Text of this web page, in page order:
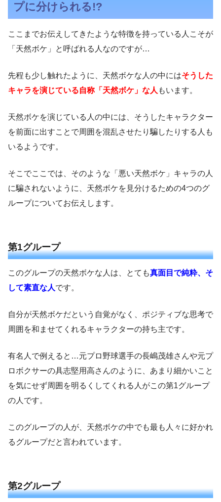
プに分けられる!?
ここまでお伝えしてきたような特徴を持っている人こそが
「天然ボケ」と呼ばれる人なのですが…
先程も少し触れたように、天然ボケな人の中にはそうした
キャラを演じている自称「天然ボケ」な人 もいます。
天然ボケを演じている人の中には、そうしたキャラクター
を前面に出すことで周囲を混乱させたり騙したりする人も
いるようです。
そこでここでは、そのような「悪い天然ボケ」キャラの人
に騙されないように、天然ボケを見分けるための4つのグ
ループについてお伝えします。
第1グループ
このグループの天然ボケな人は、とても真面目で純粋、そ
して素直な人です。
自分が天然ボケだという自覚がなく、ポジティブな思考で
周囲を和ませてくれるキャラクターの持ち主です。
有名人で例えると…元プロ野球選手の長嶋茂雄さんや元プ
ロボクサーの具志堅用高さんのように、あまり細かいこと
を気にせず周囲を明るくしてくれる人がこの第1グループ
の人です。
このグループの人が、天然ボケの中でも最も人々に好かれ
るグループだと言われています。
第2グループ